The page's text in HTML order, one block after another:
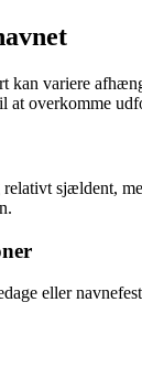
kan variere
at overkomme
sjældent,
eller